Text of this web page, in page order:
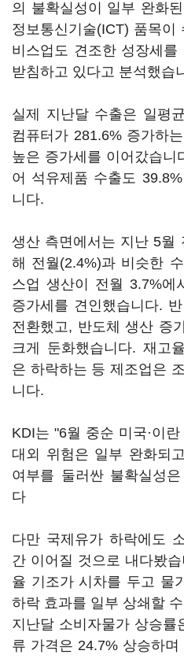
의 불확실성이 일부 완화
정보통신기술(ICT) 품목이
비스업도 견조한 성장세
받침하고 있다고 분석했습
실제 지난달 수출은 일평
컴퓨터가 281.6% 증가하
높은 증가세를 이어갔습니
어 석유제품 수출도
니다.
생산 측면에서는 지난 5월
해 전월(2.4%)과 비슷한
스업 생산이 전월 3.7%에
증가세를 견인했습니다.
전환했고, 반도체 생산 증
크게 둔화했습니다. 재고
은 하락하는 등 제조업은
니다.
KDI는 "6월 중순 미국·이
대외 위험은 일부 완화되
여부를 둘러싼 불확실성
다
다만 국제유가 하락에도
간 이어질 것으로 내다봤
율 기조가 시차를 두고 물
하락 효과를 일부 상쇄할
지난달 소비자물가 상승률
류 가격은 24.7% 상승하